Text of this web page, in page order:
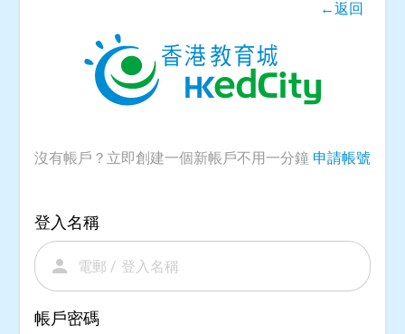
←返回
沒有帳戶？立即創建一個新帳戶不用一分鐘 申請帳號
登入名稱
person
帳戶密碼